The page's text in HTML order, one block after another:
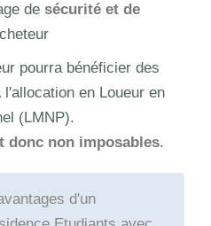
de sécurité et de
pourra bénéficier des
en Loueur en
(LMNP).
donc non imposables.
d'un